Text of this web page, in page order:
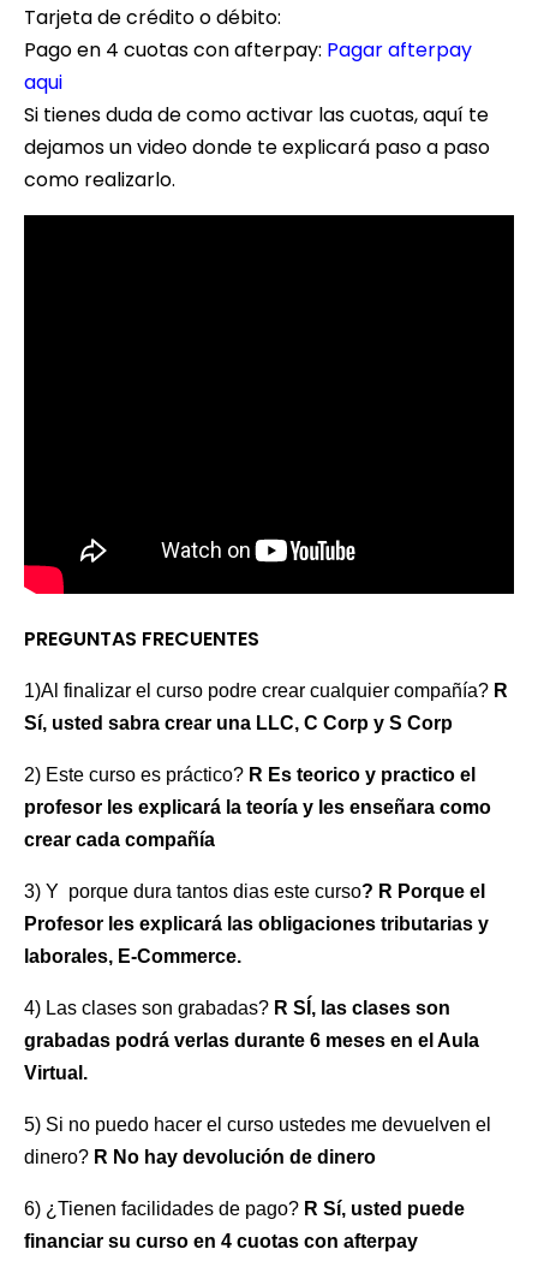
Tarjeta de crédito o débito:
Pago en 4 cuotas con afterpay: Pagar afterpay
aqui
Si tienes duda de como activar las cuotas, aquí te
dejamos un video donde te explicará paso a paso
como realizarlo.
PREGUNTAS FRECUENTES
1)Al finalizar el curso podre crear cualquier compañía? R
Sí, usted sabra crear una LLC, C Corp y S Corp
2) Este curso es práctico? R Es teorico y practico el
profesor les explicará la teoría y les enseñara como
crear cada compañía
3) Y porque dura tantos dias este curso? R Porque el
Profesor les explicará las obligaciones tributarias y
laborales, E-Commerce.
4) Las clases son grabadas? R SÍ, las clases son
grabadas podrá verlas durante 6 meses en el Aula
Virtual.
5) Si no puedo hacer el curso ustedes me devuelven el
dinero? R No hay devolución de dinero
6) ¿Tienen facilidades de pago? R Sí, usted puede
financiar su curso en 4 cuotas con afterpay